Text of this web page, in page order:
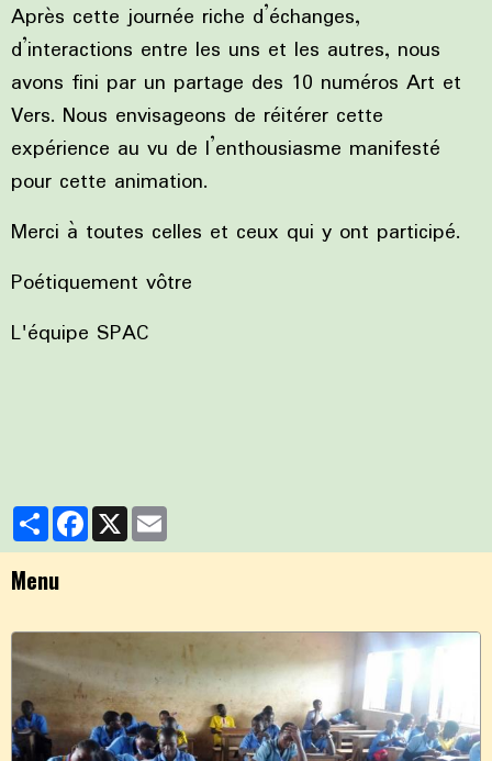
Après cette journée riche d’échanges,
d’interactions entre les uns et les autres, nous
avons fini par un partage des 10 numéros Art et
Vers. Nous envisageons de réitérer cette
expérience au vu de l’enthousiasme manifesté
pour cette animation.
Merci à toutes celles et ceux qui y ont participé.
Poétiquement vôtre
L'équipe SPAC
PartagerFacebook
X
Menu